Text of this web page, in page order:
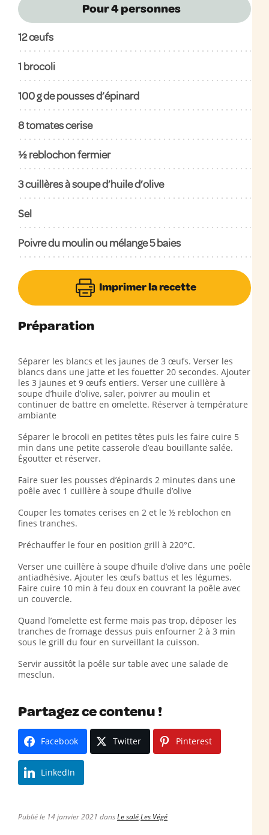
Pour 4personnes
12 œufs
1 brocoli
100 g de pousses d’épinard
8 tomates cerise
½ reblochon fermier
3 cuillères à soupe d’huile d’olive
Sel
Poivre du moulin ou mélange 5 baies
Imprimer la recette
Préparation
Séparer les blancs et les jaunes de 3 œufs. Verser les
blancs dans une jatte et les fouetter 20 secondes. Ajouter
les 3 jaunes et 9 œufs entiers. Verser une cuillère à
soupe d’huile d’olive, saler, poivrer au moulin et
continuer de battre en omelette. Réserver à température
ambiante
Séparer le brocoli en petites têtes puis les faire cuire 5
min dans une petite casserole d’eau bouillante salée.
Égoutter et réserver.
Faire suer les pousses d’épinards 2 minutes dans une
poêle avec 1 cuillère à soupe d’huile d’olive
Couper les tomates cerises en 2 et le ½ reblochon en
fines tranches.
Préchauffer le four en position grill à 220°C.
Verser une cuillère à soupe d’huile d’olive dans une poêle
antiadhésive. Ajouter les œufs battus et les légumes.
Faire cuire 10 min à feu doux en couvrant la poêle avec
un couvercle.
Quand l’omelette est ferme mais pas trop, déposer les
tranches de fromage dessus puis enfourner 2 à 3 min
sous le grill du four en surveillant la cuisson.
Servir aussitôt la poêle sur table avec une salade de
mesclun.
Partagez ce contenu !
Facebook Twitter Pinterest
LinkedIn
Publié le 14 janvier 2021 dansLe salé,Les Végé